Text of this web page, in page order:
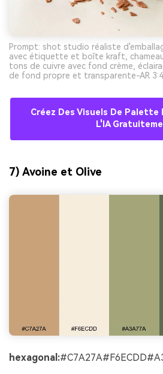
Prompt: shot studio réaliste
avec étiquette et boîte kraft,
tons de cuivre avec fond crème,
de fond propre et transparente-AR 3:4
Créez Des Visuels De Palette
L'IA
7) Avoine et Olive
hexagonal: